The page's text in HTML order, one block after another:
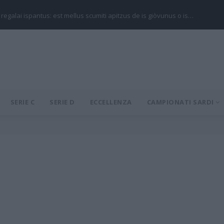
regalai ispantus: est mellus scumiti apitzus de is giòvunus o is…
SERIE C SERIE D ECCELLENZA CAMPIONATI SARDI